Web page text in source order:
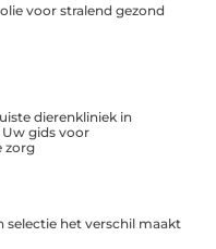
voor stralend gezond
dierenkliniek in
gids voor
zorg
selectie het verschil maakt